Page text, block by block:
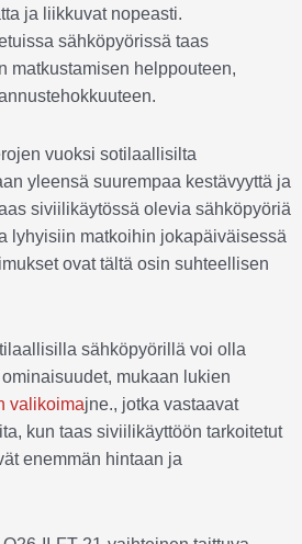
ja liikkuvat nopeasti.
sähköpyörissä taas
matkustamisen helppouteen,
vuoksi sotilaallisilta
yleensä suurempaa kestävyyttä ja
siviilikäytössä olevia sähköpyöriä
lyhyisiin matkoihin jokapäiväisessä
ovat tältä osin suhteellisen
sähköpyörillä voi olla
mukaan lukien
valikoimajne., jotka vastaavat
kun taas siviilikäyttöön tarkoitetut
enemmän hintaan ja